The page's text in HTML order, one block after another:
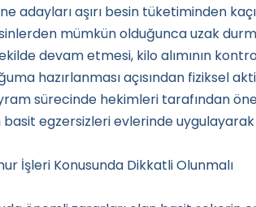
adayları aşırı besin tüketiminden
mümkün olduğunca uzak
devam etmesi, kilo alımının
hazırlanması açısından fiziksel
sürecinde hekimleri tarafından
egzersizleri evlerinde uygulayarak
İşleri Konusunda Dikkatli Olunmalı